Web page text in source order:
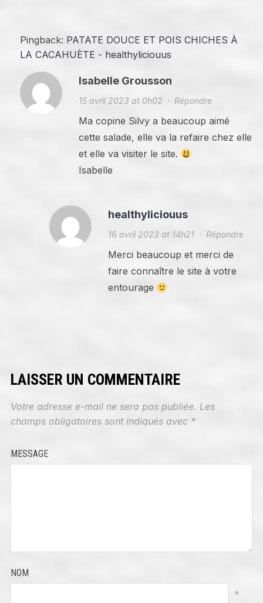
Pingback: PATATE DOUCE ET POIS CHICHES À
LA CACAHUÈTE - healthyliciouus
Isabelle Grousson
15 avril 2023 at 0h02 · Répondre
Ma copine Silvy a beaucoup aimé
cette salade, elle va la refaire chez elle
et elle va visiter le site.
Isabelle
healthyliciouus
16 avril 2023 at 14h21· Répondre
Merci beaucoup et merci de
faire connaître le site à votre
entourage
LAISSER UN COMMENTAIRE
Votre adresse e-mail ne sera pas publiée. Les
champs obligatoires sont indiqués avec *
MESSAGE
NOM
*